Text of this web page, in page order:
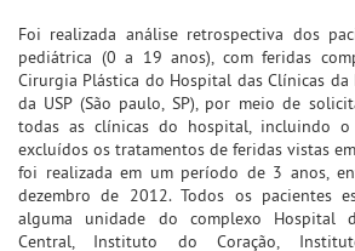
Foi realizada análise retrospectiva dos
pediátrica (0 a 19 anos), com feridas
Cirurgia Plástica do Hospital das Clínicas da
da USP (São paulo, SP), por meio de
todas as clínicas do hospital, incluindo o
excluídos os tratamentos de feridas vistas
foi realizada em um período de 3 anos,
dezembro de 2012. Todos os pacientes
alguma unidade do complexo Hospital
Central, Instituto do Coração,